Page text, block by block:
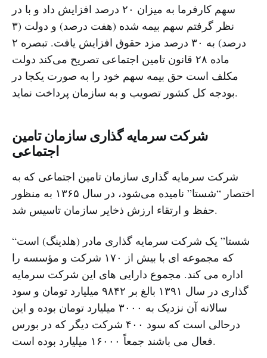
سهم کارفرما به میزان ۲۰ درصد افزایش داد و با در
نظر گرفتم سهم بیمه شده (هفت درصد) و دولت (۳
درصد) به ۳۰ درصد مزد حقوق افزایش یافت. تبصره ۲
ماده ۲۸ قانون تامین اجتماعی تصریح می‌کند دولت
مکلف است حق بیمه سهم خود را به صورت یکجا در
بودجه کل کشور تصویب و به سازمان پرداخت نماید.
شرکت سرمایه گذاری سازمان تامین
اجتماعی
شرکت سرمایه گذاری سازمان تامین اجتماعی که به
اختصار “شستا” نامیده می‌شود، در سال ۱۳۶۵ به منظور
حفظ و ارتقاء ارزش ذخایر سازمان تاسیس شد.
“شستا” یک شرکت سرمایه گذاری مادر (هلدینگ) است
که مجموعه ای با بیش از ۱۷۰ شرکت و مؤسسه را
اداره می کند. مجموع دارایی های این شرکت سرمایه
گذاری در سال ۱۳۹۱ بالغ بر ۹۸۴۲ میلیارد تومان و سود
سالانه آن نزدیک به ۳۰۰۰ میلیارد تومان بوده و این
درحالی است که سود ۴۰۰ شرکت دیگر که در بورس
فعال می باشند جمعاً ۱۶۰۰۰ میلیارد بوده است.